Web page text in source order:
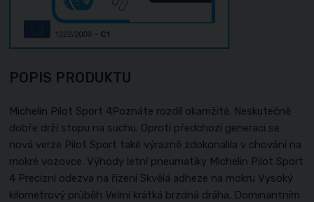
POPIS PRODUKTU
Michelin Pilot Sport 4Poznáte rozdíl okamžitě. Neskutečně
dobře drží stopu na suchu. Oproti předchozí generaci se
nová verze Pilot Sport také výrazně zdokonalila v chování na
mokré vozovce. Výhody letní pneumatiky Michelin Pilot Sport
4 Precizní odezva na řízení Skvělá adheze na mokru Vysoký
kilometrový průběh Velmi krátká brzdná dráha. Dominantním